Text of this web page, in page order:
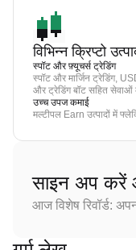
विभिन्न क्रिप्टो
स्पॉट और फ़्यूचर्स ट्रेडिंग
स्पॉट और मार्जिन ट्रेडिंग,
और ट्रेडिंग बॉट सहित
उच्च उपज कमाई
मल्टीपल Earn उत्पादों में
साइन अप करें
आज विशेष रिवॉर्ड: